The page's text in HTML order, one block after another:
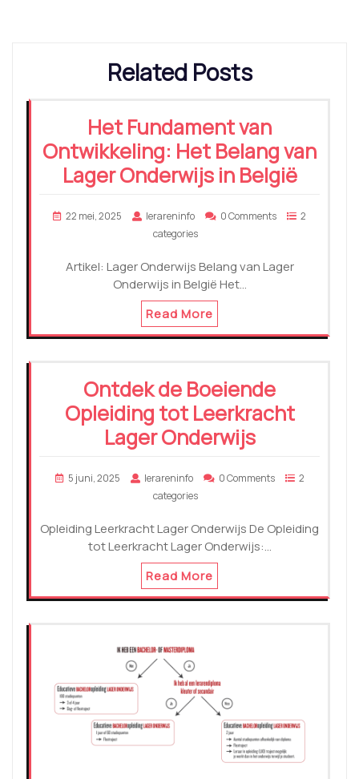
Related Posts
Het Fundament van
Ontwikkeling: Het Belang van
Lager Onderwijs in België
22 mei, 2025 lerareninfo 0 Comments
2
categories
Artikel: Lager Onderwijs Belang van Lager
Onderwijs in België Het…
Read More
Ontdek de Boeiende
Opleiding tot Leerkracht
Lager Onderwijs
5 juni, 2025 lerareninfo 0 Comments
2
categories
Opleiding Leerkracht Lager Onderwijs De Opleiding
tot Leerkracht Lager Onderwijs:…
Read More